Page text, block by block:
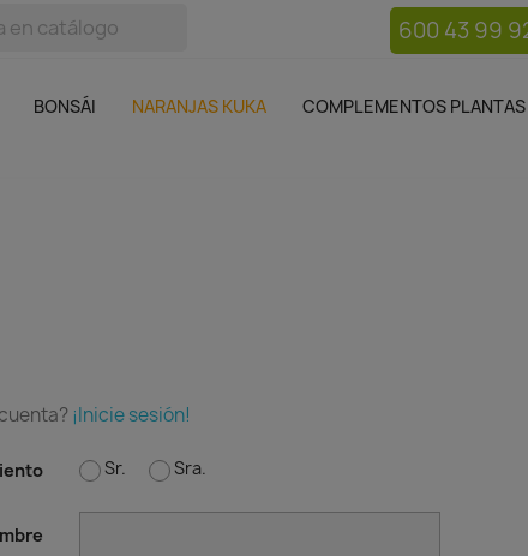
600 43 99
BONSÁI NARANJAS KUKA COMPLEMENTOS PLANTAS
Complementos plantas
¡Inicie sesión!
Sr. Sra.